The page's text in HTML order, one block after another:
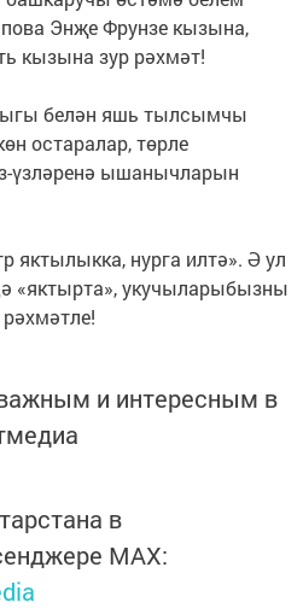
Энҗе Фрунзе кызына,
кызына зур рәхмәт!
белән яшь тылсымчы
остаралар, төрле
үзләренә ышанычларын
яктылыкка, нурга илтә». Ә ул
«яктырта», укучыларыбызны
и интересным в
в
MАХ: